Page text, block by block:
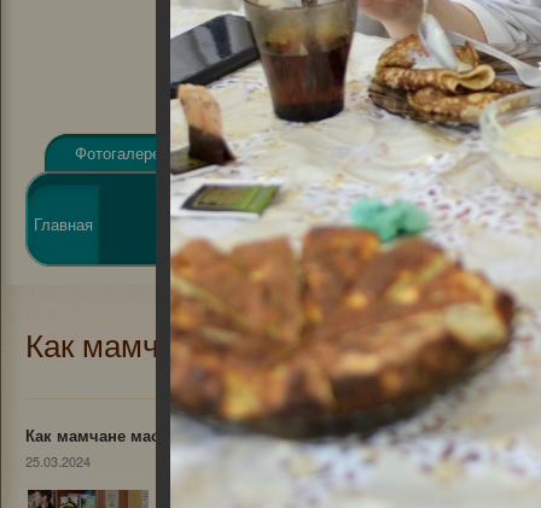
Фотогалерея Видеогалерея Афиша Новости
Главная О библиотеке
Виртуальная
справка
Как мамчане масленицу встречали
Как мамчане масленицу встречали
25.03.2024